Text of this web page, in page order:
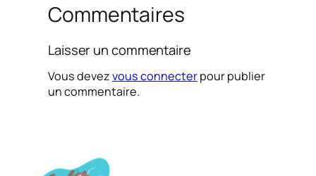
Commentaires
Laisser un commentaire
Vous devezvous connecterpour publier
un commentaire.